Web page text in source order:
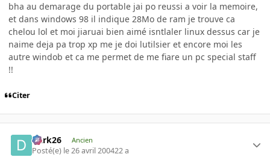
bha au demarage du portable jai po reussi a voir la memoire,
et dans windows 98 il indique 28Mo de ram je trouve ca
chelou lol et moi jiaruai bien aimé isntlaler linux dessus car je
naime deja pa trop xp me je doi lutilsier et encore moi les
autre windob et ca me permet de me fiare un pc special staff
!!
Citer
Dark26 Ancien
Posté(e) le 26 avril 200422 a